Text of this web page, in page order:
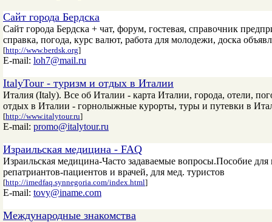
Сайт города Бердска
Сайт города Бердска + чат, форум, гостевая, справочник
справка, погода, курс валют, работа для молодежи, доска
[http://www.berdsk.org]
E-mail: loh7@mail.ru
ItalyTour - туризм и отдых в Италии
Италия (Italy). Все об Италии - карта Италии, города, отели,
отдых в Италии - горнолыжные курорты, туры и путевки в
[http://www.italytour.ru]
E-mail: promo@italytour.ru
Израильская медицина - FAQ
Израильская медицина-Часто задаваемые вопросы.Пособие
репатриантов-пациентов и врачей, для мед. туристов
[http://imedfaq.synnegoria.com/index.html]
E-mail: tovy@iname.com
Международные знакомства